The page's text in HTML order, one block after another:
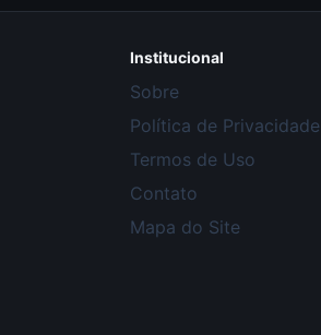
Institucional
Sobre
Política de Privacidade
Termos de Uso
Contato
Mapa do Site